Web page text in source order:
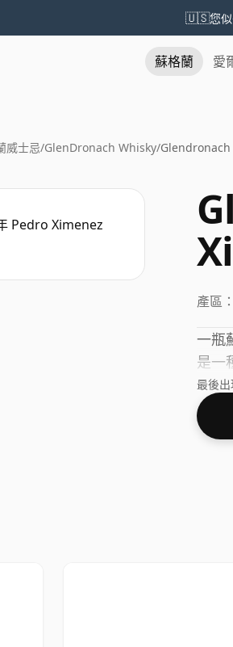
🇺🇸您
蘇格蘭 愛
威士忌/GlenDronach Whisky/
產區：
一瓶
是一
最後出